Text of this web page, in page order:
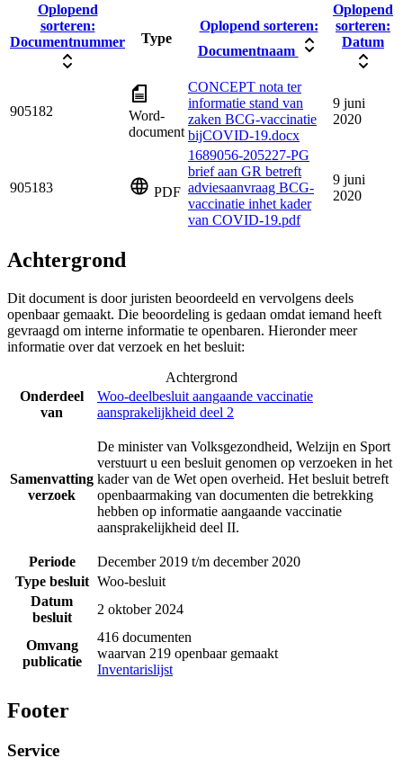
Oplopend
sorteren:
Documentnummer
Type
Oplopend sorteren:
Documentnaam
Oplopend
sorteren:
Datum
905182
Word-
document
CONCEPT nota ter
informatie stand van
zaken BCG-vaccinatie
bijCOVID-19.docx
9 juni
2020
905183 PDF
1689056-205227-PG
brief aan GR betreft
adviesaanvraag BCG-
vaccinatie inhet kader
van COVID-19.pdf
9 juni
2020
Achtergrond
Dit document is door juristen beoordeeld en vervolgens deels
openbaar gemaakt. Die beoordeling is gedaan omdat iemand heeft
gevraagd om interne informatie te openbaren. Hieronder meer
informatie over dat verzoek en het besluit:
Achtergrond
Onderdeel
van
Woo-deelbesluit aangaande vaccinatie
aansprakelijkheid deel 2
Samenvatting
verzoek
De minister van Volksgezondheid, Welzijn en Sport
verstuurt u een besluit genomen op verzoeken in het
kader van de Wet open overheid. Het besluit betreft
openbaarmaking van documenten die betrekking
hebben op informatie aangaande vaccinatie
aansprakelijkheid deel II.
Periode
December 2019 t/m december 2020
Type besluit Woo-besluit
Datum
besluit
2 oktober 2024
Omvang
publicatie
416 documenten
waarvan 219 openbaar gemaakt
Inventarislijst
Footer
Service